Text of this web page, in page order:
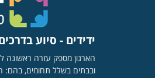
ידידים - סיוע
הארגון מספק עזרה ראשונה
ובבתים בשלל תחומים, בהם: